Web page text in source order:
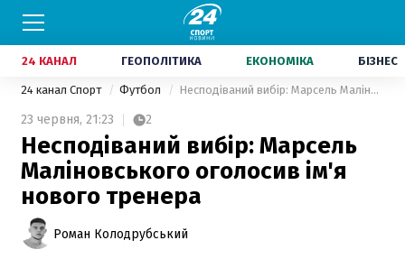
24 КАНАЛ ГЕОПОЛІТИКА ЕКОНОМІКА БІЗНЕС
24 канал Спорт Футбол Несподіваний вибір: Марсель Маліновського оголосив ім'я нового тренера
23 червня, 21:23 2
Несподіваний вибір: Марсель
Маліновського оголосив ім'я
нового тренера
Роман Колодрубський